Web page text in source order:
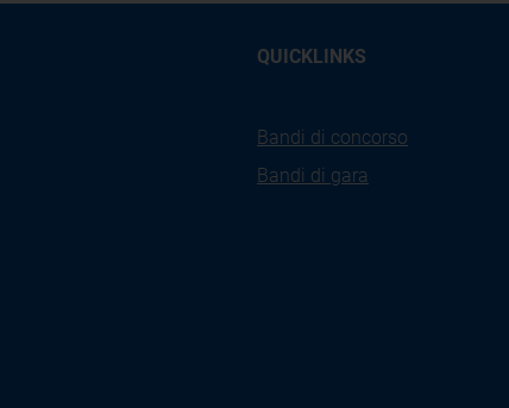
QUICKLINKS
Bandi di concorso
Bandi di gara